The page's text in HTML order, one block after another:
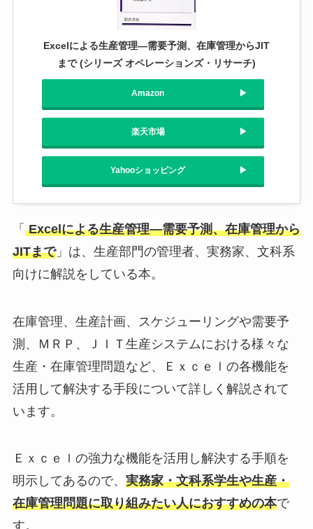
Excelによる生産管理―需要予測、在庫管理からJIT
まで (シリーズ オペレーションズ・リサーチ)
Amazon
楽天市場
Yahooショッピング
「 Excelによる生産管理―需要予測、在庫管理から
JITまで」は、生産部門の管理者、実務家、文科系
向けに解説をしている本。
在庫管理、生産計画、スケジューリングや需要予
測、ＭＲＰ、ＪＩＴ生産システムにおける様々な
生産・在庫管理問題など、Ｅｘｃｅｌの各機能を
活用して解決する手段について詳しく解説されて
います。
Ｅｘｃｅｌの強力な機能を活用し解決する手順を
明示してあるので、 実務家・文科系学生や生産・
在庫管理問題に取り組みたい人におすすめの本で
す。